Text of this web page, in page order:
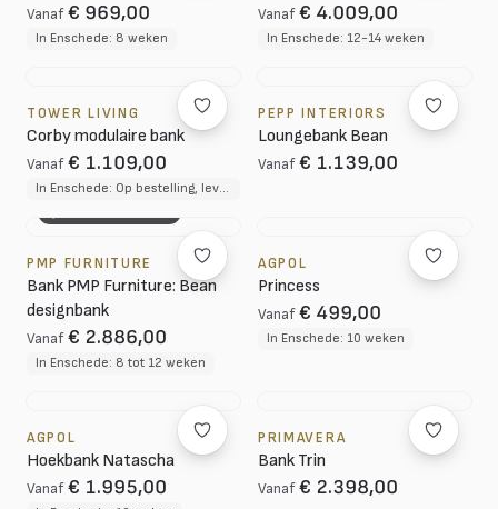
Vanaf € 969,00
In Enschede: 8 weken
Vanaf € 4.009,00
In Enschede: 12-14 weken
TOWER LIVING
Corby modulaire bank
Vanaf € 1.109,00
In Enschede: Op bestelling, levertijd circa 12 weken
PEPP INTERIORS
Loungebank Bean
Vanaf € 1.139,00
PMP FURNITURE
Bank PMP Furniture: Bean
designbank
Vanaf € 2.886,00
In Enschede: 8 tot 12 weken
AGPOL
Princess
Vanaf € 499,00
In Enschede: 10 weken
AGPOL
Hoekbank Natascha
Vanaf € 1.995,00
PRIMAVERA
Bank Trin
Vanaf € 2.398,00